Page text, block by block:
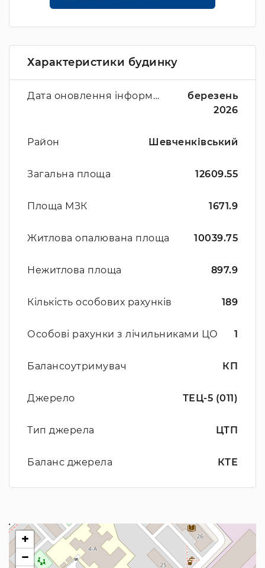
Характеристики будинку
Дата оновлення інформації
березень
2026
Район Шевченківський
Загальна площа 12609.55
Площа МЗК 1671.9
Житлова опалювана площа 10039.75
Нежитлова площа 897.9
Кількість особових рахунків 189
Особові рахунки з лічильниками ЦО 1
Балансоутримувач КП
Джерело ТЕЦ-5 (011)
Тип джерела ЦТП
Баланс джерела КТЕ
+
−